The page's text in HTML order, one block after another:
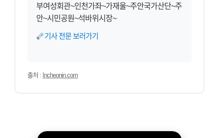
부여성회관~인천가좌~가재울~주안국가산단~주
안~시민공원~석바위시장~
기사 전문 보러가기
출처 : Incheonin.com